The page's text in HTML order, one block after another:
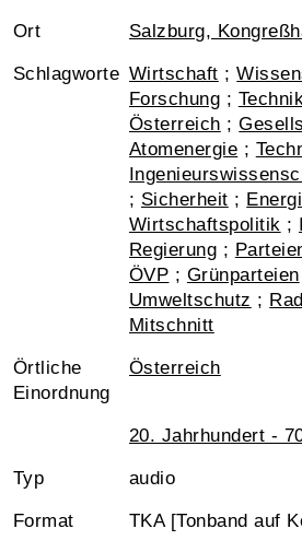
Ort Salzburg,
Schlagworte Wirtschaft ;
Forschung ;
Österreich ;
Atomenergie ;
; Sicherheit ;
Wirtschaftspolitik ;
Regierung ;
ÖVP ; Grünparteien
Umweltschutz ;
Mitschnitt
Örtliche
Einordnung
Österreich
20. Jahrhundert -
Typ audio
Format TKA [Tonband auf